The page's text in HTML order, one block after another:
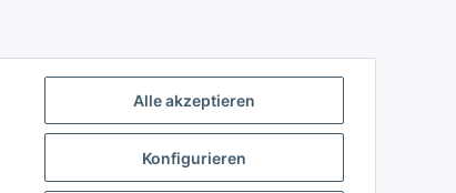
Alle akzeptieren
Konfigurieren